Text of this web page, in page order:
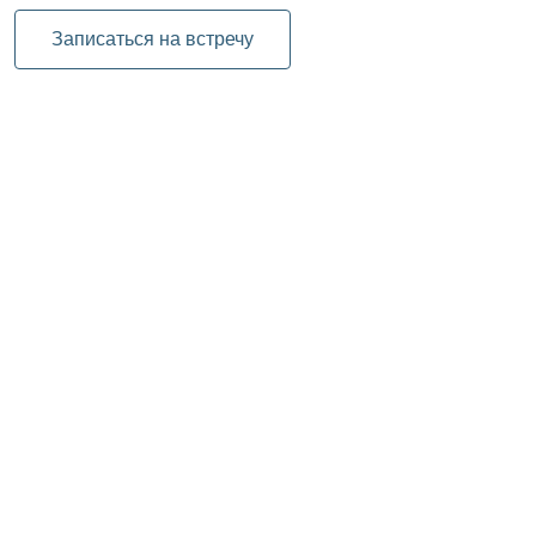
Записаться на встречу